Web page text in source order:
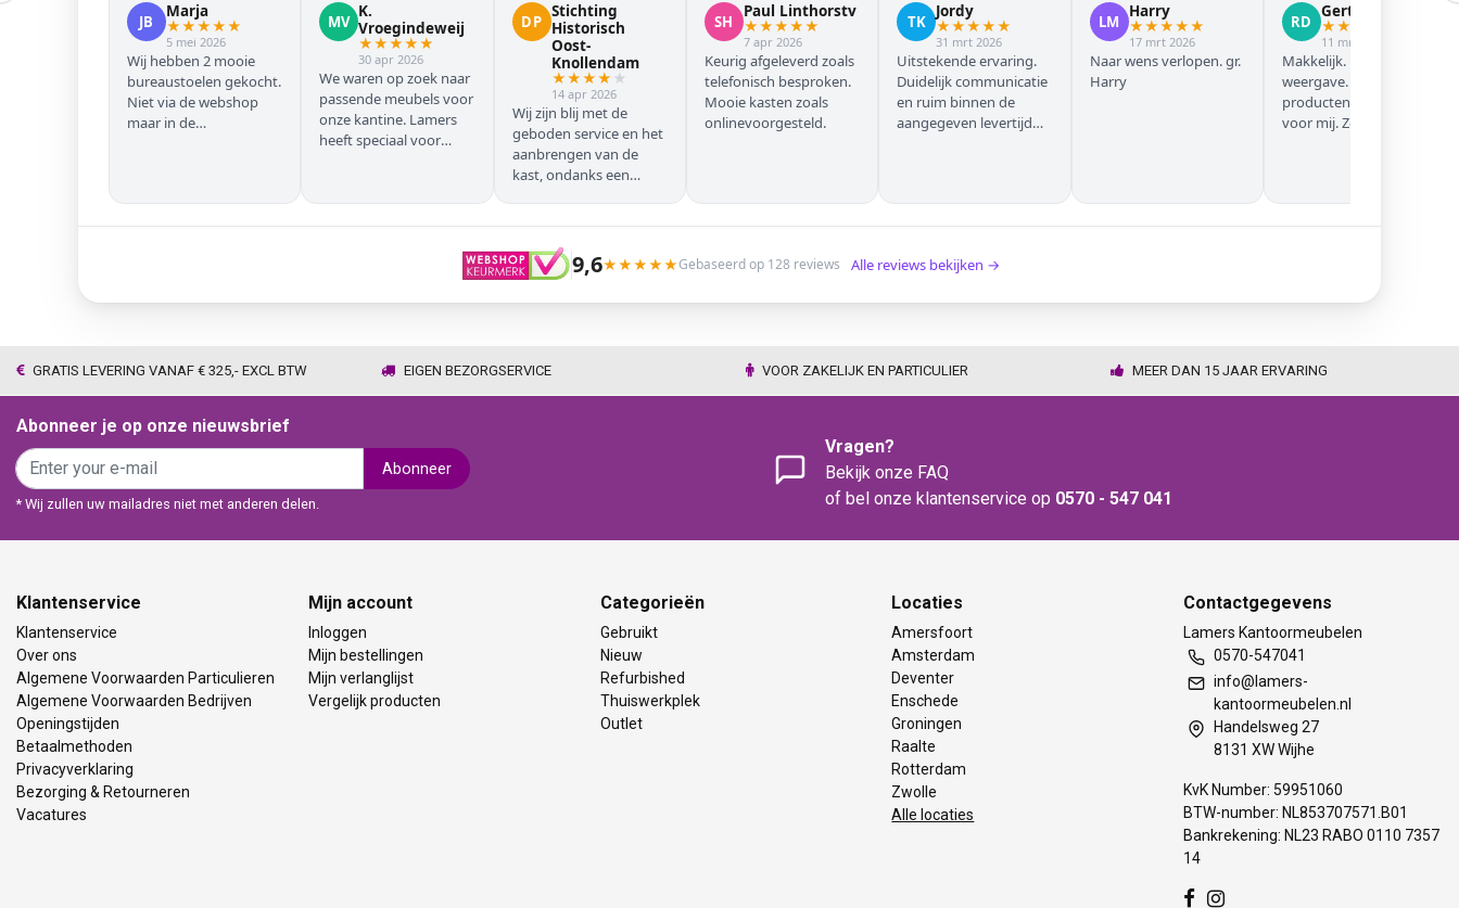
JB
Marja
★★★★★
5 mei 2026
Wij hebben 2 mooie
bureaustoelen gekocht.
Niet via de webshop
maar in de
MV
K.
Vroegindeweij
★★★★★
30 apr 2026
We waren op zoek naar
passende meubels voor
onze kantine. Lamers
heeft speciaal voor
zodat we geen beuken
met eiken door elkaar
DP
Stichting
Historisch
Oost-
Knollendam
★★★★ ★
14 apr 2026
Wij zijn blij met de
geboden service en het
aanbrengen van de
kast, ondanks een
wij dit vooraf gemeld),
maar dat ging zonder
problemen. Nogmaals
SH
Paul Linthorstv
★★★★★
7 apr 2026
Keurig afgeleverd zoals
telefonisch besproken.
Mooie kasten zoals
onlinevoorgesteld.
TK
Jordy
★★★★★
31 mrt 2026
Uitstekende ervaring.
Duidelijk communicatie
en ruim binnen de
aangegeven levertijd
LM
Harry
★★★★★
17 mrt 2026
Naar wens verlopen. gr.
Harry
RD
Gert Jan
★★
11 mrt 2026
Makkelijk. Mooie
weergave. Goede
producten. Eerste keer
voor mij. Zeker niet de
9,6★★★★★Gebaseerd op 128 reviews Alle reviews bekijken →
GRATIS LEVERING VANAF € 325,- EXCL BTW EIGEN BEZORGSERVICE VOOR ZAKELIJK EN PARTICULIER MEER DAN 15 JAAR ERVARING
Abonneer je op onze nieuwsbrief
Abonneer
* Wij zullen uw mailadres niet met anderen delen.
Vragen?
Bekijk onze FAQ
of bel onze klantenservice op 0570 - 547 041
Klantenservice
Klantenservice
Over ons
Algemene Voorwaarden Particulieren
Algemene Voorwaarden Bedrijven
Openingstijden
Betaalmethoden
Privacyverklaring
Bezorging & Retourneren
Vacatures
Mijn account
Inloggen
Mijn bestellingen
Mijn verlanglijst
Vergelijk producten
Categorieën
Gebruikt
Nieuw
Refurbished
Thuiswerkplek
Outlet
Locaties
Amersfoort
Amsterdam
Deventer
Enschede
Groningen
Raalte
Rotterdam
Zwolle
Alle locaties
Contactgegevens
Lamers Kantoormeubelen
0570-547041
info@lamers-
kantoormeubelen.nl
Handelsweg 27
8131 XW Wijhe
KvK Number: 59951060
BTW-number: NL853707571.B01
Bankrekening: NL23 RABO 0110 7357
14